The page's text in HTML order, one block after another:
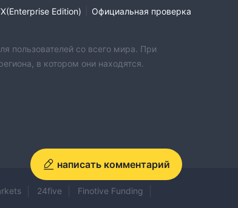
написать комментарий
Edition)
Официальная проверка
пользователей со всего мира. При
в котором они находятся.
24five
Finotive Funding